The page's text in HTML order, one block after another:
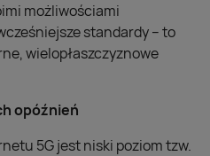
możliwościami
standardy – to
wielopłaszczyznowe
opóźnień
5G jest niski poziom tzw.